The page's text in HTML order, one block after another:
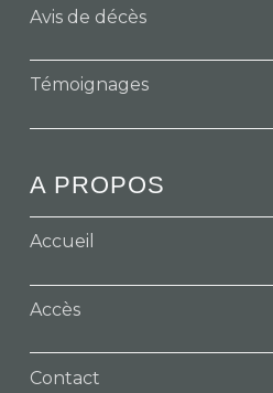
Avis de décès
Témoignages
A PROPOS
Accueil
Accès
Contact